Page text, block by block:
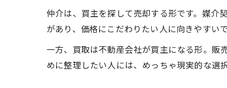
仲介は、買主を探して売却する形です。媒介
があり、価格にこだわりたい人に向きやすいで
一方、買取は不動産会社が買主になる形。販
めに整理したい人には、めっちゃ現実的な選択